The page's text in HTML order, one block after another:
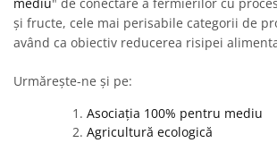
mediu" de conectare a fermierilor cu
și fructe, cele mai perisabile categorii de
având ca obiectiv reducerea risipei
Urmărește-ne și pe:
Asociația 100% pentru mediu
Agricultură ecologică